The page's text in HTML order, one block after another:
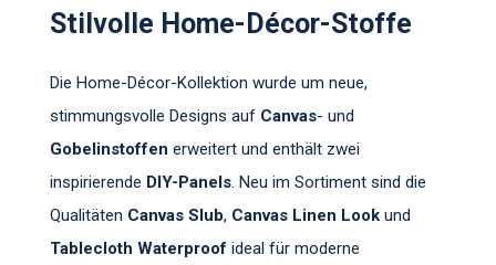
Stilvolle Home-Décor-Stoffe
Die Home-Décor-Kollektion wurde um neue,
stimmungsvolle Designs auf Canvas- und
Gobelinstoffen erweitert und enthält zwei
inspirierende DIY-Panels . Neu im Sortiment sind die
Qualitäten Canvas Slub, Canvas Linen Look und
Tablecloth Waterproof ideal für moderne